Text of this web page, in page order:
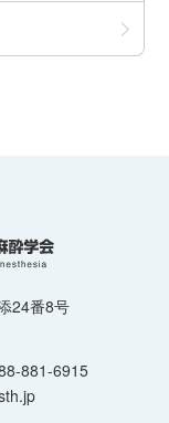
24番8号
881-6915